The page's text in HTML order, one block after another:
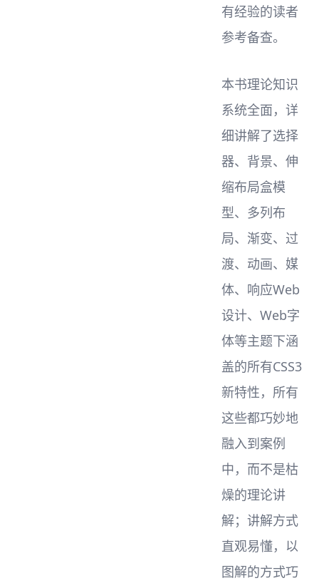
有经验的读者
参考备查。
本书理论知识
系统全面，详
细讲解了选择
器、背景、伸
缩布局盒模
型、多列布
局、渐变、过
渡、动画、媒
体、响应Web
设计、Web字
体等主题下涵
盖的所有CSS3
新特性，所有
这些都巧妙地
融入到案例
中，而不是枯
燥的理论讲
解；讲解方式
直观易懂，以
图解的方式巧